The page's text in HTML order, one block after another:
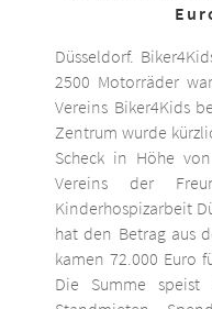
Düsseldorf.
2500 Motorräder
Vereins Biker4Kids
Zentrum wurde
Scheck in Höhe
Vereins der
Kinderhospizarbeit
hat den Betrag aus
kamen 72.000 Euro
Die Summe speist